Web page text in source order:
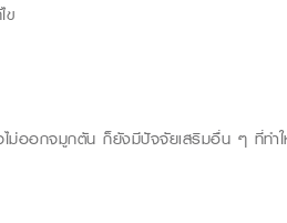
ข
ไม่ออกจมูกตัน ก็ยังมีปัจจัยเสริมอื่น ๆ ที่ทำ